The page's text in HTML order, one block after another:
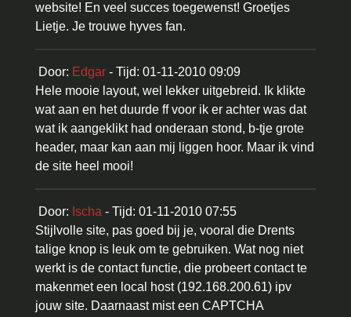
website! En veel succes toegewenst! Groetjes
Lietje. Je trouwe hyves fan.
Door: Edgar - Tijd: 01-11-2010 09:09
Hele mooie layout, wel lekker uitgebreid. Ik klikte
wat aan en het duurde ff voor ik er achter was dat
wat ik aangeklikt had onderaan stond, b-tje grote
header, maar kan aan mij liggen hoor. Maar ik vind
de site heel mooi!
Door: Ischa - Tijd: 01-11-2010 07:55
Stijlvolle site, pas goed bij je, vooral die Drents
talige knop is leuk om te gebruiken. Wat nog niet
werkt is de contact functie, die probeert contact te
makenmet een local host (192.168.200.61) ipv
jouw site. Daarnaast mist een CAPTCHA